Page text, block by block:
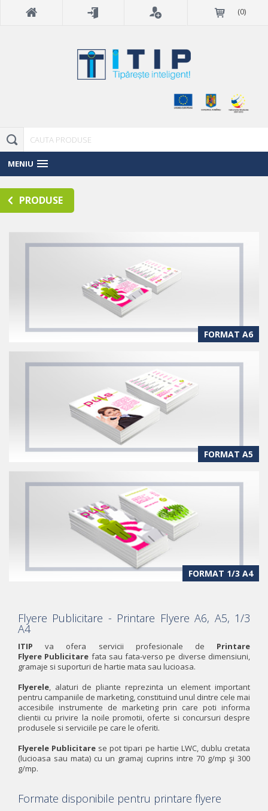
(0)
MENIU
PRODUSE
FORMAT A6
FORMAT A5
FORMAT 1/3 A4
Flyere Publicitare - Printare Flyere A6, A5, 1/3
A4
ITIP va ofera servicii profesionale de Printare
Flyere Publicitare fata sau fata-verso pe diverse dimensiuni,
gramaje si suporturi de hartie mata sau lucioasa.
Flyerele, alaturi de pliante reprezinta un element important
pentru campaniile de marketing, constituind unul dintre cele mai
accesibile instrumente de marketing prin care poti informa
clientii cu privire la noile promotii, oferte si concursuri despre
produsele si serviciile pe care le oferiti.
Flyerele Publicitare se pot tipari pe hartie LWC, dublu cretata
(lucioasa sau mata) cu un gramaj cuprins intre 70 g/mp şi 300
g/mp.
Formate disponibile pentru printare flyere